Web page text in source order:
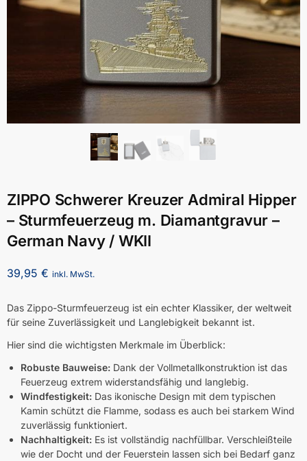
ZIPPO Schwerer Kreuzer Admiral Hipper
– Sturmfeuerzeug m. Diamantgravur –
German Navy / WKII
39,95 € inkl. MwSt.
Das Zippo-Sturmfeuerzeug ist ein echter Klassiker, der weltweit
für seine Zuverlässigkeit und Langlebigkeit bekannt ist.
Hier sind die wichtigsten Merkmale im Überblick:
Robuste Bauweise: Dank der Vollmetallkonstruktion ist das
Feuerzeug extrem widerstandsfähig und langlebig.
Windfestigkeit: Das ikonische Design mit dem typischen
Kamin schützt die Flamme, sodass es auch bei starkem Wind
zuverlässig funktioniert.
Nachhaltigkeit: Es ist vollständig nachfüllbar. Verschleißteile
wie der Docht und der Feuerstein lassen sich bei Bedarf ganz